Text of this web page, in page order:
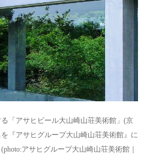
「アサヒビール大山崎山荘美術館」(京
『アサヒグループ大山崎山荘美術館』に
アサヒグループ大山崎山荘美術館｜